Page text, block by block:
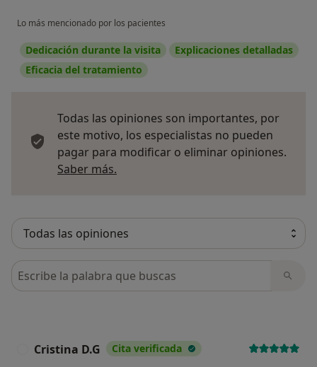
Lo más mencionado por los pacientes
Dedicación durante la visita
Explicaciones detalladas
Eficacia del tratamiento
Todas las opiniones son importantes, por
este motivo, los especialistas no pueden
pagar para modificar o eliminar opiniones.
Saber más.
Busca en opiniones
Cristina D.G Cita verificada